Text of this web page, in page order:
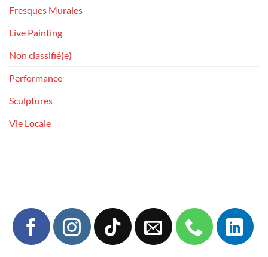
Fresques Murales
Live Painting
Non classifié(e)
Performance
Sculptures
Vie Locale